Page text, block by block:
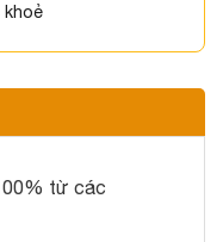
khoẻ
từ các